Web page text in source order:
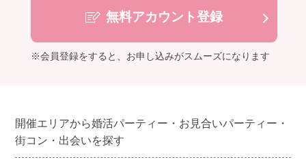
無料アカウント登録
※会員登録をすると、お申し込みがスムーズになります
開催エリアから婚活パーティー・お見合いパーティー・
街コン・出会いを探す